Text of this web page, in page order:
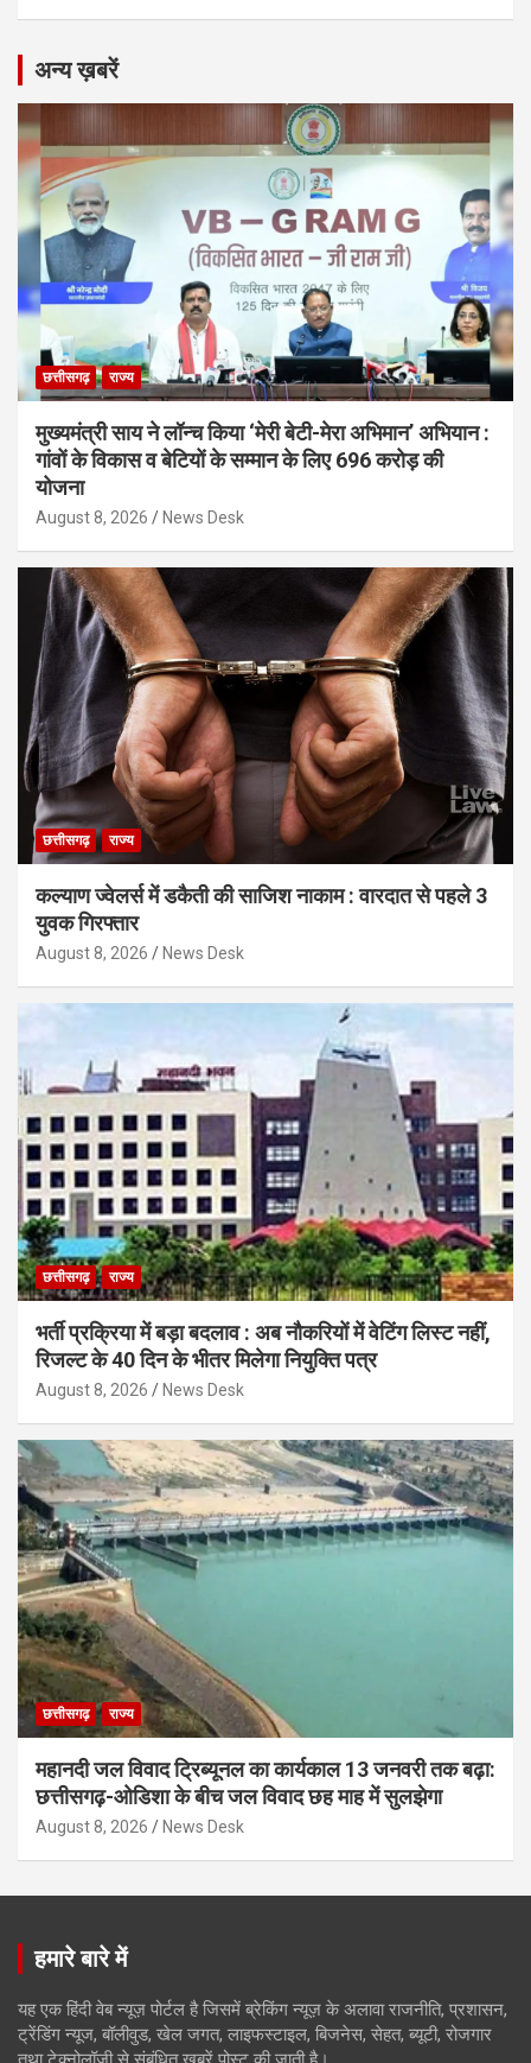
अन्य ख़बरें
छत्तीसगढ़ राज्य
मुख्यमंत्री साय ने लॉन्च किया ‘मेरी बेटी-मेरा अभिमान’ अभियान :
गांवों के विकास व बेटियों के सम्मान के लिए 696 करोड़ की
योजना
August 8, 2026 News Desk
छत्तीसगढ़ राज्य
कल्याण ज्वेलर्स में डकैती की साजिश नाकाम : वारदात से पहले 3
युवक गिरफ्तार
August 8, 2026 News Desk
छत्तीसगढ़ राज्य
भर्ती प्रक्रिया में बड़ा बदलाव : अब नौकरियों में वेटिंग लिस्ट नहीं,
रिजल्ट के 40 दिन के भीतर मिलेगा नियुक्ति पत्र
August 8, 2026 News Desk
छत्तीसगढ़ राज्य
महानदी जल विवाद ट्रिब्यूनल का कार्यकाल 13 जनवरी तक बढ़ा:
छत्तीसगढ़-ओडिशा के बीच जल विवाद छह माह में सुलझेगा
August 8, 2026 News Desk
हमारे बारे में
यह एक हिंदी वेब न्यूज़ पोर्टल है जिसमें ब्रेकिंग न्यूज़ के अलावा राजनीति, प्रशासन,
ट्रेंडिंग न्यूज, बॉलीवुड, खेल जगत, लाइफस्टाइल, बिजनेस, सेहत, ब्यूटी, रोजगार